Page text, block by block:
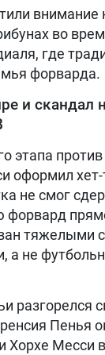
внимание
во
где
форварда.
и скандал
этапа
оформил хет-
не смог
форвард
тяжелыми
а не
разгорелся
Пенья
Хорхе Месси